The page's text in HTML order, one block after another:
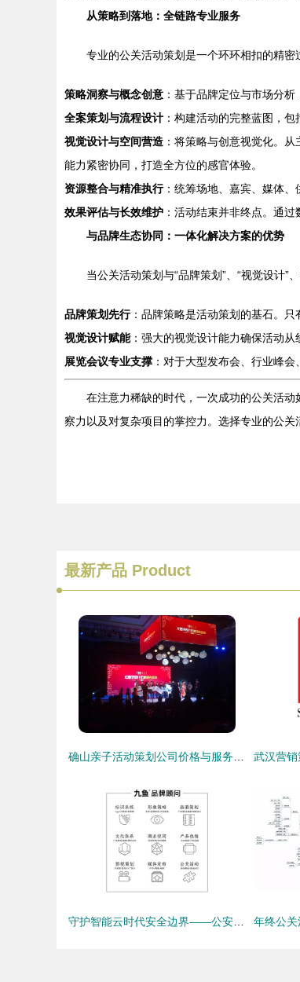
从策略到落地：全链路专业服务
专业的公关活动策划是一个环环相扣的精密
策略洞察与概念创意 ：基于品牌定位与市场分
全案策划与流程设计 ：构建活动的完整蓝图，
视觉设计与空间营造 ：将策略与创意视觉化。
能力紧密协同，打造全方位的感官体验。
资源整合与精准执行：统筹场地、嘉宾、媒体、
效果评估与长效维护 ：活动结束并非终点。通
与品牌生态协同：一体化解决方案的优势
当公关活动策划与“品牌策划”、“视觉设计”
品牌策划先行：品牌策略是活动策划的基石。只
视觉设计赋能：强大的视觉设计能力确保活动从
展览会议专业支撑 ：对于大型发布会、行业峰
在注意力稀缺的时代，一次成功的公关活
察力以及对复杂项目的掌控力。选择专业的公
最新产品 Product